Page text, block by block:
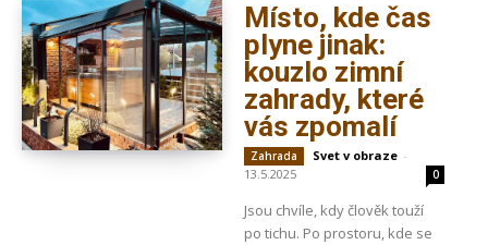
Místo, kde čas
plyne jinak:
kouzlo zimní
zahrady, které
vás zpomalí
Zahrada Svet v obraze -
13.5.2025
0
Jsou chvíle, kdy člověk touží
po tichu. Po prostoru, kde se